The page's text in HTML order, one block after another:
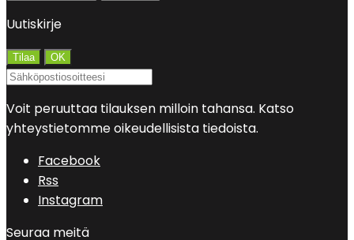
Uutiskirje
Voit peruuttaa tilauksen milloin tahansa. Katso
yhteystietomme oikeudellisista tiedoista.
Facebook
Rss
Instagram
Seuraa meitä